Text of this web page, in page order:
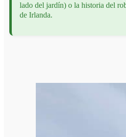
lado del jardín) o la historia del
de Irlanda.